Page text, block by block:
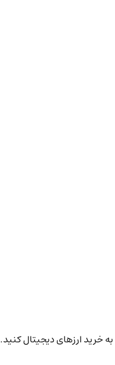
خرید ارزهای دیجیتال کنید.